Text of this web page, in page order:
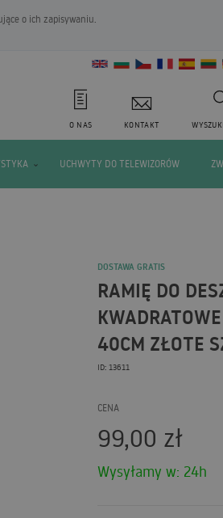
o ich zapisywaniu.
O NAS KONTAKT
UCHWYTY DO TELEWIZORÓW
DOSTAWA GRATIS
RAMIĘ DO
40CM ZŁOTE
ID: 13611
CENA
99,00 zł
Wysyłamy w: 24h